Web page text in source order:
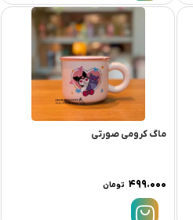
ماگ کرومی صورتی
۴۹۹.۰۰۰ تومان